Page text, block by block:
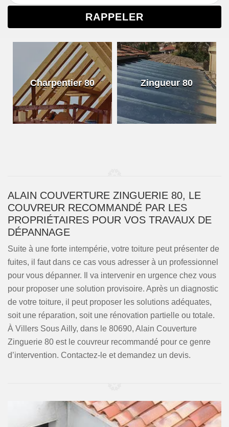
Charpentier 80 Zingueur 80
ALAIN COUVERTURE ZINGUERIE 80, LE
COUVREUR RECOMMANDÉ PAR LES
PROPRIÉTAIRES POUR VOS TRAVAUX DE
DÉPANNAGE
Suite à une forte intempérie, votre toiture peut présenter de
fuites, il faut dans ce cas vous adresser à un professionnel
pour vous dépanner. Il va intervenir en urgence chez vous
pour proposer une solution provisoire. Après un diagnostic
de votre toiture, il peut proposer les solutions adéquates,
soit une réparation, soit une rénovation partielle ou totale.
À Villers Sous Ailly, dans le 80690, Alain Couverture
Zinguerie 80 est le couvreur recommandé pour ce genre
d’intervention. Contactez-le et demandez un devis.